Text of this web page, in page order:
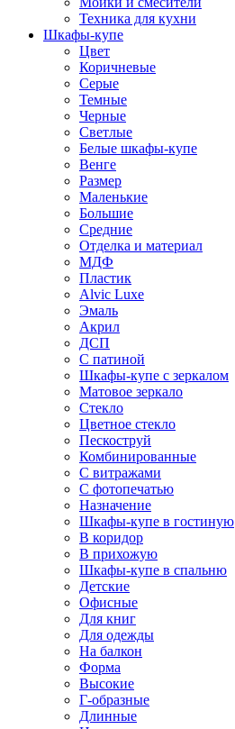
Техника для кухни
Шкафы-купе
Цвет
Коричневые
Серые
Темные
Черные
Светлые
Белые шкафы-купе
Венге
Размер
Маленькие
Большие
Средние
Отделка и материал
МДФ
Пластик
Alvic Luxe
Эмаль
Акрил
ДСП
С патиной
Шкафы-купе с зеркалом
Матовое зеркало
Стекло
Цветное стекло
Пескоструй
Комбинированные
С витражами
С фотопечатью
Назначение
Шкафы-купе в гостиную
В коридор
В прихожую
Шкафы-купе в спальню
Детские
Офисные
Для книг
Для одежды
На балкон
Форма
Высокие
Г-образные
Длинные